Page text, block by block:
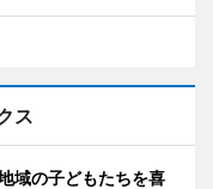
ス
域の子どもたちを喜